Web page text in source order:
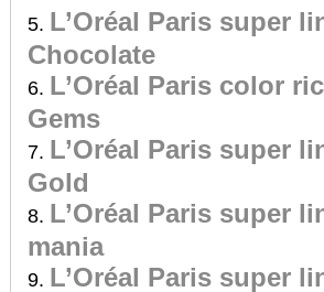
L’Oréal Paris super
Chocolate
L’Oréal Paris color
Gems
L’Oréal Paris super
Gold
L’Oréal Paris super
mania
L’Oréal Paris super